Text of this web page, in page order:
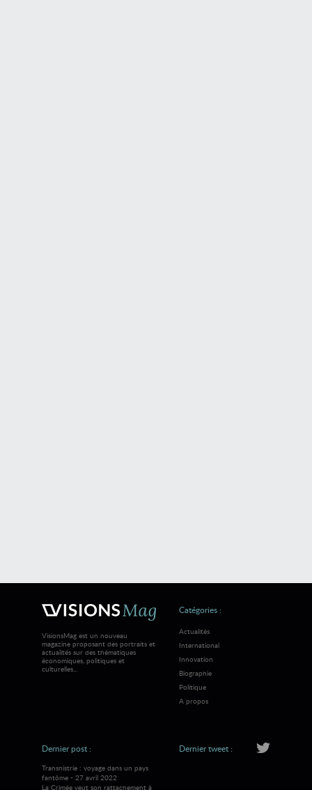
VisionsMag est un nouveau
magazine proposant des portraits et
actualités sur des thématiques
économiques, politiques et
culturelles...
Catégories :
Actualités
International
Innovation
Biographie
Politique
A propos
Dernier post :
Transnistrie : voyage dans un pays
fantôme - 27 avril 2022
La Crimée veut son rattachement à
Dernier tweet :